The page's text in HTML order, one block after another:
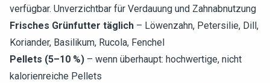
verfügbar. Unverzichtbar für Verdauung und Zahnabnutzung
Frisches Grünfutter täglich – Löwenzahn, Petersilie, Dill,
Koriander, Basilikum, Rucola, Fenchel
Pellets (5–10 %) – wenn überhaupt: hochwertige, nicht
kalorienreiche Pellets